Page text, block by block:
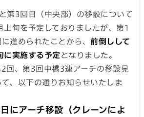
第3回目（中央部）の移設について
上旬を予定しておりましたが、第1
進められたことから、前倒しして
に実施する予定 となりました。
回、第3回中橋3連アーチの移設見
、以下の通りお知らせいたしま
にアーチ移設（クレーンによ